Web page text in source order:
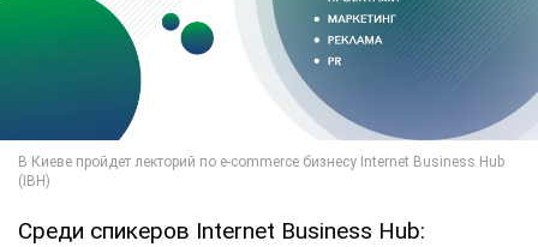
Среди спикеров Internet Business Hub: